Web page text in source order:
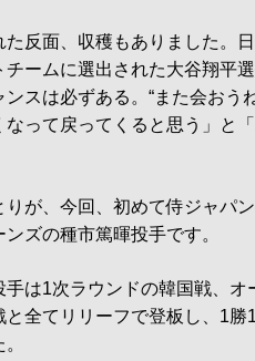
反面、収穫もありました。
チームに選出された大谷翔平
スは必ずある。“また会おう
なって戻ってくると思う」と
が、今回、初めて侍ジャパ
ズの種市篤暉投手です。
は1次ラウンドの韓国戦、オ
と全てリリーフで登板し、1